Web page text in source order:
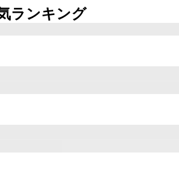
ランキング